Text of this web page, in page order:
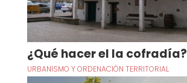
¿Qué hacer el la cofradía?
URBANISMO Y ORDENACIÓN TERRITORIAL